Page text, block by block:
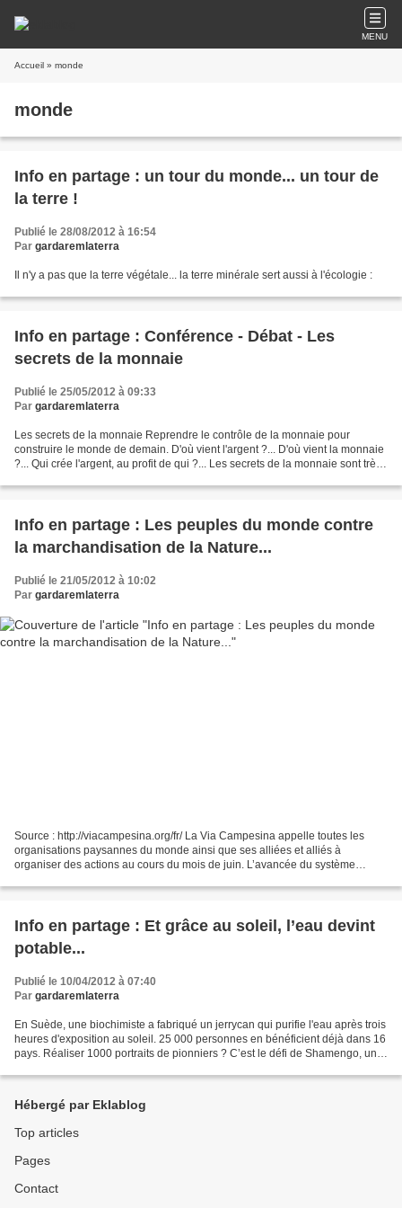
MENU
Accueil » monde
monde
Info en partage : un tour du monde... un tour de
la terre !
Publié le 28/08/2012 à 16:54
Par gardaremlaterra
Il n'y a pas que la terre végétale... la terre minérale sert aussi à l'écologie :
Info en partage : Conférence - Débat - Les
secrets de la monnaie
Publié le 25/05/2012 à 09:33
Par gardaremlaterra
Les secrets de la monnaie Reprendre le contrôle de la monnaie pour
construire le monde de demain. D'où vient l'argent ?... D'où vient la monnaie
?... Qui crée l'argent, au profit de qui ?... Les secrets de la monnaie sont très
Info en partage : Les peuples du monde contre
la marchandisation de la Nature...
Publié le 21/05/2012 à 10:02
Par gardaremlaterra
Source : http://viacampesina.org/fr/ La Via Campesina appelle toutes les
organisations paysannes du monde ainsi que ses alliées et alliés à
organiser des actions au cours du mois de juin. L’avancée du système
Info en partage : Et grâce au soleil, l’eau devint
potable...
Publié le 10/04/2012 à 07:40
Par gardaremlaterra
En Suède, une biochimiste a fabriqué un jerrycan qui purifie l'eau après trois
heures d'exposition au soleil. 25 000 personnes en bénéficient déjà dans 16
pays. Réaliser 1000 portraits de pionniers ? C’est le défi de Shamengo, un
Hébergé par Eklablog
Top articles
Pages
Contact